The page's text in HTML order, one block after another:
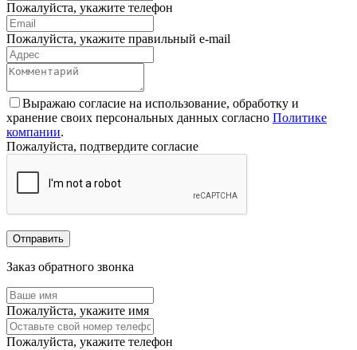
Пожалуйста, укажите телефон
Пожалуйста, укажите правильный e-mail
Выражаю согласие на использование, обработку и
хранение своих персональных данных согласно Политике
компании.
Пожалуйста, подтвердите согласие
Отправить
Заказ обратного звонка
Пожалуйста, укажите имя
Пожалуйста, укажите телефон